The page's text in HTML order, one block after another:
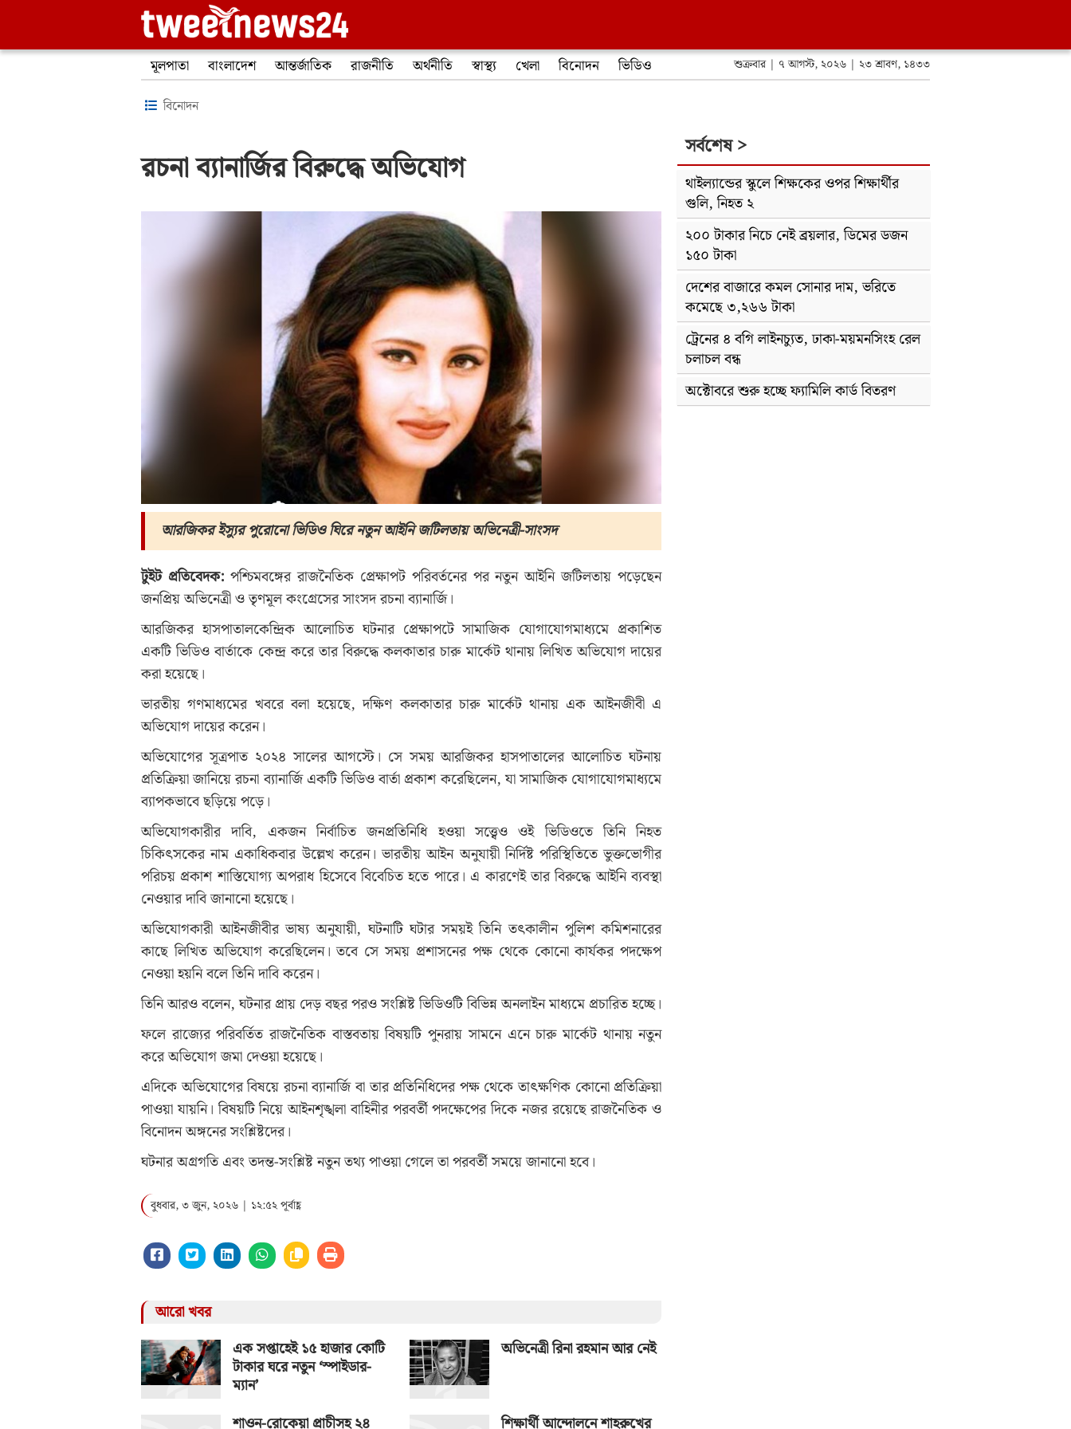
মূলপাতা বাংলাদেশ আন্তর্জাতিক রাজনীতি অর্থনীতি স্বাস্থ্য খেলা বিনোদন ভিডিও শুক্রবার | ৭ আগস্ট, ২০২৬ | ২৩ শ্রাবণ, ১৪৩৩
বিনোদন
রচনা ব্যানার্জির বিরুদ্ধে অভিযোগ
আরজিকর ইস্যুর পুরোনো ভিডিও ঘিরে নতুন আইনি জটিলতায় অভিনেত্রী-সাংসদ
টুইট প্রতিবেদক:পশ্চিমবঙ্গের রাজনৈতিক প্রেক্ষাপট পরিবর্তনের পর নতুন আইনি জটিলতায় পড়েছেন
জনপ্রিয় অভিনেত্রী ও তৃণমূল কংগ্রেসের সাংসদ রচনা ব্যানার্জি।
আরজিকর হাসপাতালকেন্দ্রিক আলোচিত ঘটনার প্রেক্ষাপটে সামাজিক যোগাযোগমাধ্যমে প্রকাশিত
একটি ভিডিও বার্তাকে কেন্দ্র করে তার বিরুদ্ধে কলকাতার চারু মার্কেট থানায় লিখিত অভিযোগ দায়ের
করা হয়েছে।
ভারতীয় গণমাধ্যমের খবরে বলা হয়েছে, দক্ষিণ কলকাতার চারু মার্কেট থানায় এক আইনজীবী এ
অভিযোগ দায়ের করেন।
অভিযোগের সূত্রপাত ২০২৪ সালের আগস্টে। সে সময় আরজিকর হাসপাতালের আলোচিত ঘটনায়
প্রতিক্রিয়া জানিয়ে রচনা ব্যানার্জি একটি ভিডিও বার্তা প্রকাশ করেছিলেন, যা সামাজিক যোগাযোগমাধ্যমে
ব্যাপকভাবে ছড়িয়ে পড়ে।
অভিযোগকারীর দাবি, একজন নির্বাচিত জনপ্রতিনিধি হওয়া সত্ত্বেও ওই ভিডিওতে তিনি নিহত
চিকিৎসকের নাম একাধিকবার উল্লেখ করেন। ভারতীয় আইন অনুযায়ী নির্দিষ্ট পরিস্থিতিতে ভুক্তভোগীর
পরিচয় প্রকাশ শাস্তিযোগ্য অপরাধ হিসেবে বিবেচিত হতে পারে। এ কারণেই তার বিরুদ্ধে আইনি ব্যবস্থা
নেওয়ার দাবি জানানো হয়েছে।
অভিযোগকারী আইনজীবীর ভাষ্য অনুযায়ী, ঘটনাটি ঘটার সময়ই তিনি তৎকালীন পুলিশ কমিশনারের
কাছে লিখিত অভিযোগ করেছিলেন। তবে সে সময় প্রশাসনের পক্ষ থেকে কোনো কার্যকর পদক্ষেপ
নেওয়া হয়নি বলে তিনি দাবি করেন।
তিনি আরও বলেন, ঘটনার প্রায় দেড় বছর পরও সংশ্লিষ্ট ভিডিওটি বিভিন্ন অনলাইন মাধ্যমে প্রচারিত হচ্ছে।
ফলে রাজ্যের পরিবর্তিত রাজনৈতিক বাস্তবতায় বিষয়টি পুনরায় সামনে এনে চারু মার্কেট থানায় নতুন
করে অভিযোগ জমা দেওয়া হয়েছে।
এদিকে অভিযোগের বিষয়ে রচনা ব্যানার্জি বা তার প্রতিনিধিদের পক্ষ থেকে তাৎক্ষণিক কোনো প্রতিক্রিয়া
পাওয়া যায়নি। বিষয়টি নিয়ে আইনশৃঙ্খলা বাহিনীর পরবর্তী পদক্ষেপের দিকে নজর রয়েছে রাজনৈতিক ও
বিনোদন অঙ্গনের সংশ্লিষ্টদের।
ঘটনার অগ্রগতি এবং তদন্ত-সংশ্লিষ্ট নতুন তথ্য পাওয়া গেলে তা পরবর্তী সময়ে জানানো হবে।
বুধবার, ৩ জুন, ২০২৬ | ১২:৫২ পূর্বাহ্ণ
আরো খবর
এক সপ্তাহেই ১৫ হাজার কোটি
টাকার ঘরে নতুন ‘স্পাইডার-
ম্যান’
অভিনেত্রী রিনা রহমান আর নেই
শাওন-রোকেয়া প্রাচীসহ ২৪ শিক্ষার্থী আন্দোলনে শাহরুখের
সর্বশেষ >
থাইল্যান্ডের স্কুলে শিক্ষকের ওপর শিক্ষার্থীর
গুলি, নিহত ২
২০০ টাকার নিচে নেই ব্রয়লার, ডিমের ডজন
১৫০ টাকা
দেশের বাজারে কমল সোনার দাম, ভরিতে
কমেছে ৩,২৬৬ টাকা
ট্রেনের ৪ বগি লাইনচ্যুত, ঢাকা-ময়মনসিংহ রেল
চলাচল বন্ধ
অক্টোবরে শুরু হচ্ছে ফ্যামিলি কার্ড বিতরণ